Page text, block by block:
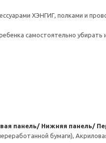
ХЭНГИГ, полками
самостоятельно
панель/ Нижняя панель/
бумаги),